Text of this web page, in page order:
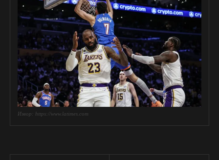
Извор: https://www.latimes.com